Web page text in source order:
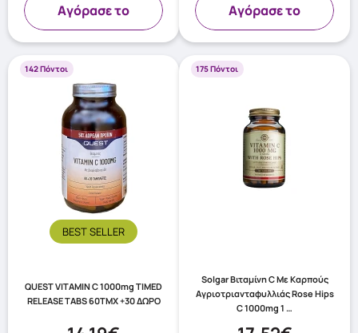
Aγόρασε το Aγόρασε το
142 Πόντοι
BEST SELLER
QUEST VITAMIN C 1000mg TIMED
RELEASE TABS 60TMX +30 ΔΩΡΟ
175 Πόντοι
Solgar Βιταμίνη C Mε Καρπούς
Αγριοτριανταφυλλιάς Rose Hips
C 1000mg 1 …